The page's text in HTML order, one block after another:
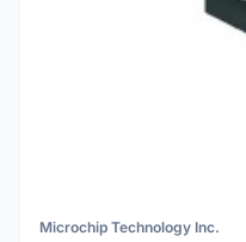
Microchip Technology Inc.